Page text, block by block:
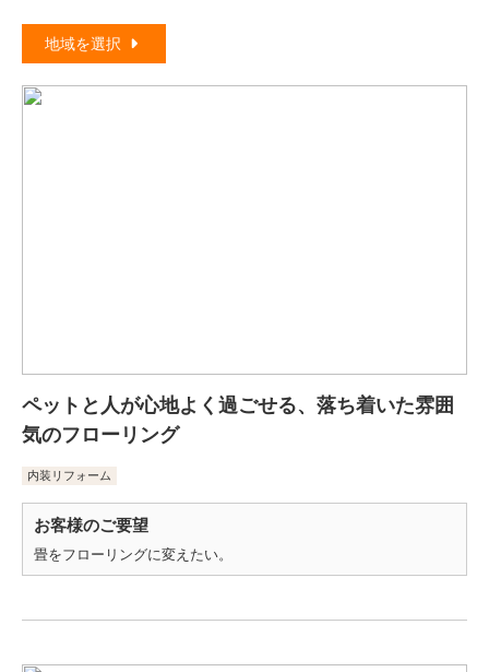
地域を選択
ペットと人が心地よく過ごせる、落ち着いた雰囲
気のフローリング
内装リフォーム
お客様のご要望
畳をフローリングに変えたい。